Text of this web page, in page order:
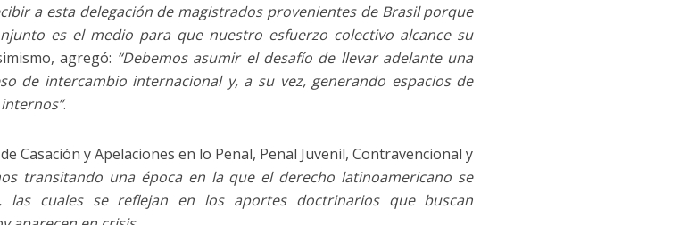
a esta delegación de magistrados provenientes de Brasil porque
es el medio para que nuestro esfuerzo colectivo alcance su
agregó: “Debemos asumir el desafío de llevar adelante una
de intercambio internacional y, a su vez, generando espacios de
.
Casación y Apelaciones en lo Penal, Penal Juvenil, Contravencional y
transitando una época en la que el derecho latinoamericano se
las cuales se reflejan en los aportes doctrinarios que buscan